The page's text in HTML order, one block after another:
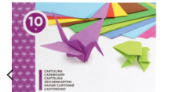
Add to
wishlist